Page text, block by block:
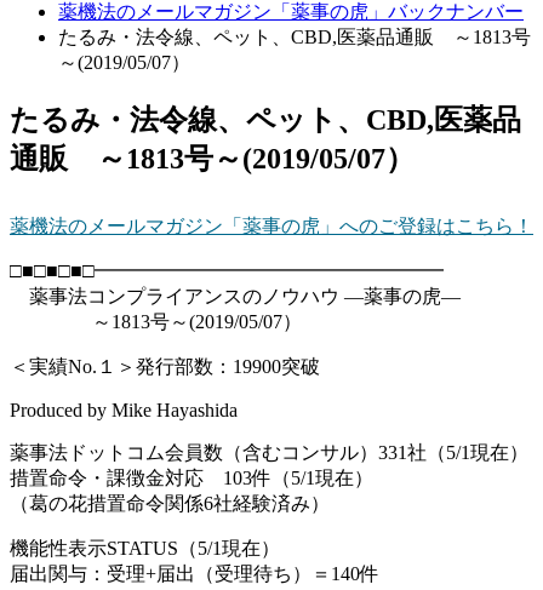
薬機法のメールマガジン「薬事の虎」バックナンバー
たるみ・法令線、ペット、CBD,医薬品通販 ～1813号
～(2019/05/07）
たるみ・法令線、ペット、CBD,医薬品
通販 ～1813号～(2019/05/07）
薬機法のメールマガジン「薬事の虎」へのご登録はこちら！
□■□■□■□━━━━━━━━━━━━━━━━━━
薬事法コンプライアンスのノウハウ ―薬事の虎―
～1813号～(2019/05/07）
＜実績No.１＞発行部数：19900突破
Produced by Mike Hayashida
薬事法ドットコム会員数（含むコンサル）331社（5/1現在）
措置命令・課徴金対応 103件（5/1現在）
（葛の花措置命令関係6社経験済み）
機能性表示STATUS（5/1現在）
届出関与：受理+届出（受理待ち）＝140件